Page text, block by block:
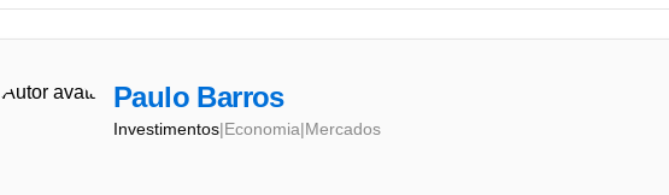
Paulo Barros
Investimentos|Economia|Mercados